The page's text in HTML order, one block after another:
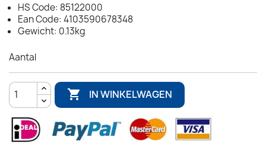
HS Code: 85122000
Ean Code: 4103590678348
Gewicht: 0.13kg
Aantal
 IN WINKELWAGEN